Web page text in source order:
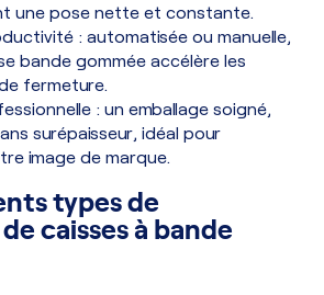
une pose nette et constante.
: automatisée ou manuelle,
bande gommée accélère les
fermeture.
: un emballage soigné,
surépaisseur, idéal pour
image de marque.
types de
caisses à bande